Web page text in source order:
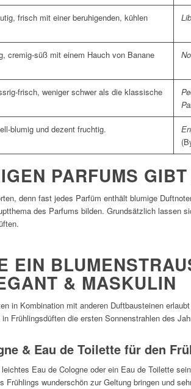
frisch mit einer beruhigenden, kühlen
cremig-süß mit einem Hauch von Banane
frisch, weniger schwer als die klassische
blumig und dezent fruchtig.
PARFUMS
denn fast jedes Parfüm enthält blumige
des Parfums bilden. Grundsätzlich lassen
EIN
& MASKULIN
in Kombination mit anderen Duftbausteinen
Frühlingsdüften die ersten Sonnenstrahlen des
& Eau de Toilette für den
Eau de Cologne oder ein Eau de Toilette
Frühlings wunderschön zur Geltung bringen und